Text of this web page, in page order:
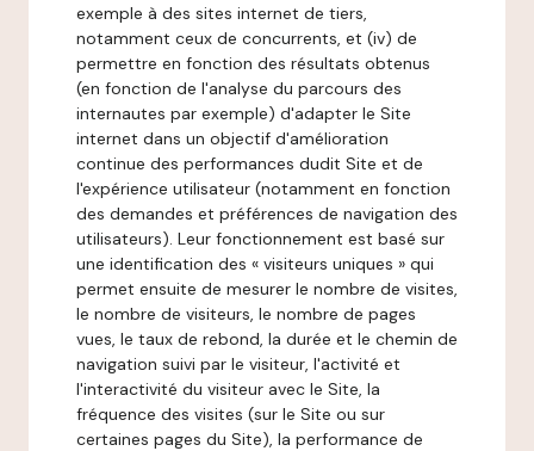
exemple à des sites internet de tiers,
notamment ceux de concurrents, et (iv) de
permettre en fonction des résultats obtenus
(en fonction de l'analyse du parcours des
internautes par exemple) d'adapter le Site
internet dans un objectif d'amélioration
continue des performances dudit Site et de
l'expérience utilisateur (notamment en fonction
des demandes et préférences de navigation des
utilisateurs). Leur fonctionnement est basé sur
une identification des « visiteurs uniques » qui
permet ensuite de mesurer le nombre de visites,
le nombre de visiteurs, le nombre de pages
vues, le taux de rebond, la durée et le chemin de
navigation suivi par le visiteur, l'activité et
l'interactivité du visiteur avec le Site, la
fréquence des visites (sur le Site ou sur
certaines pages du Site), la performance de